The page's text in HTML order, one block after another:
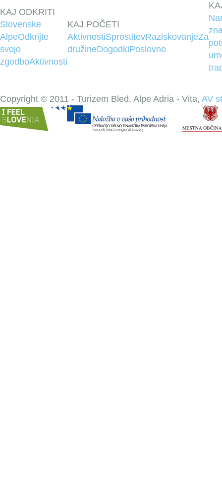
KAJ ODKRITI
Slovenske
AlpeOdkrijte
svojo
zgodboAktivnosti
KAJ POČETI
AktivnostiSprostitevRaziskovanjeZa
družineDogodkiPoslovno
Copyright © 2011 - Turizem Bled, Alpe Adria - Vita, AV